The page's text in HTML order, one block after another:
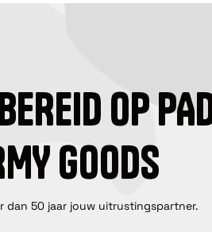
OP
GOODS
dan 50 jaar jouw uitrustingspartner.